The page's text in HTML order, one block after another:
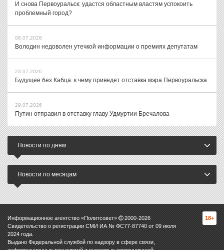
И снова Первоуральск: удастся областным властям успокоить
проблемный город?
08.07.2026
Володин недоволен утечкой информации о премиях депутатам
23.07.2026
Будущее без Кабца: к чему приведет отставка мэра Первоуральска
29.07.2026
Путин отправил в отставку главу Удмуртии Бречалова
Новости по дням
Новости по месяцам
Информационное агентство «Политсовет» 2000-2026
Свидетельство о регистрации СМИ ИА № ФС77-87740 от 09 июля
2024 года.
Выдано Федеральной службой по надзору в сфере связи,
18+